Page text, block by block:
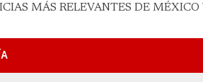
MÁS RELEVANTES DE